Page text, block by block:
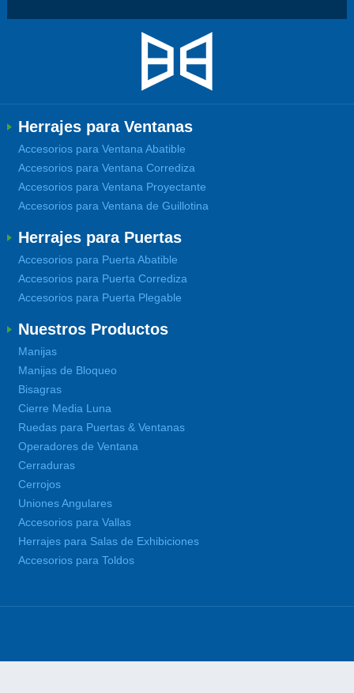
Herrajes para Ventanas
Accesorios para Ventana Abatible
Accesorios para Ventana Corrediza
Accesorios para Ventana Proyectante
Accesorios para Ventana de Guillotina
Herrajes para Puertas
Accesorios para Puerta Abatible
Accesorios para Puerta Corrediza
Accesorios para Puerta Plegable
Nuestros Productos
Manijas
Manijas de Bloqueo
Bisagras
Cierre Media Luna
Ruedas para Puertas & Ventanas
Operadores de Ventana
Cerraduras
Cerrojos
Uniones Angulares
Accesorios para Vallas
Herrajes para Salas de Exhibiciones
Accesorios para Toldos